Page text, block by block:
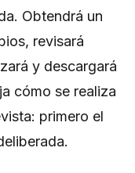
Obtendrá un
revisará
y descargará
cómo se realiza
primero el